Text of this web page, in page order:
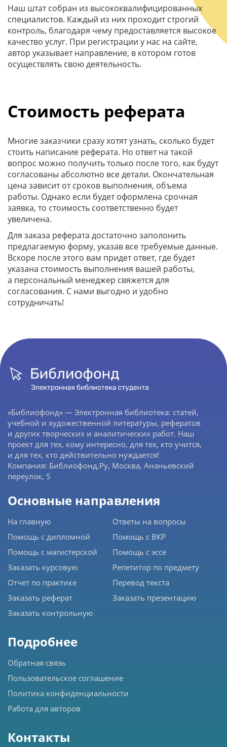
Наш штат собран из высококвалифицированных
специалистов. Каждый из них проходит строгий
контроль, благодаря чему предоставляется высокое
качество услуг. При регистрации у нас на сайте,
автор указывает направление, в котором готов
осуществлять свою деятельность.
Стоимость реферата
Многие заказчики сразу хотят узнать, сколько будет
стоить написание реферата. Но ответ на такой
вопрос можно получить только после того, как будут
согласованы абсолютно все детали. Окончательная
цена зависит от сроков выполнения, объема
работы. Однако если будет оформлена срочная
заявка, то стоимость соответственно будет
увеличена.
Для заказа реферата достаточно заполонить
предлагаемую форму, указав все требуемые данные.
Вскоре после этого вам придет ответ, где будет
указана стоимость выполнения вашей работы,
а персональный менеджер свяжется для
согласования. С нами выгодно и удобно
сотрудничать!
«Библиофонд» — Электронная библиотека: статей,
учебной и художественной литературы, рефератов
и других творческих и аналитических работ. Наш
проект для тех, кому интересно, для тех, кто учится,
и для тех, кто действительно нуждается!
Компания: Библиофонд.Ру, Москва, Ананьевский
переулок, 5
Основные направления
На главную
Помощь с дипломной
Помощь с магистерской
Заказать курсовую
Отчет по практике
Заказать реферат
Заказать контрольную
Ответы на вопросы
Помощь с ВКР
Помощь с эссе
Репетитор по предмету
Перевод текста
Заказать презентацию
Подробнее
Обратная связь
Пользовательское соглашение
Политика конфиденциальности
Работа для авторов
Контакты